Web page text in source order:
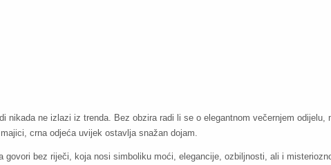
nikada ne izlazi iz trenda. Bez obzira radi li se o elegantnom večernjem odijelu,
crna odjeća uvijek ostavlja snažan dojam.
govori bez riječi, koja nosi simboliku moći, elegancije, ozbiljnosti, ali i